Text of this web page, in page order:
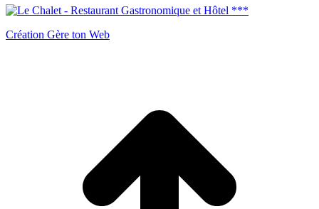
Création Gère ton Web